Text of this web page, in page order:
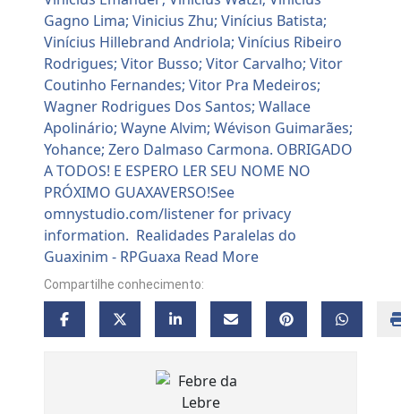
Compartilhe conhecimento: